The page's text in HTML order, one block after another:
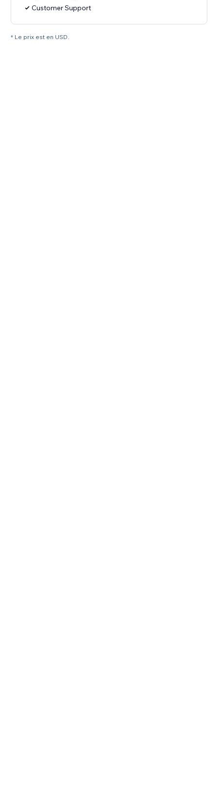
Customer Support
* Le prix est en USD.